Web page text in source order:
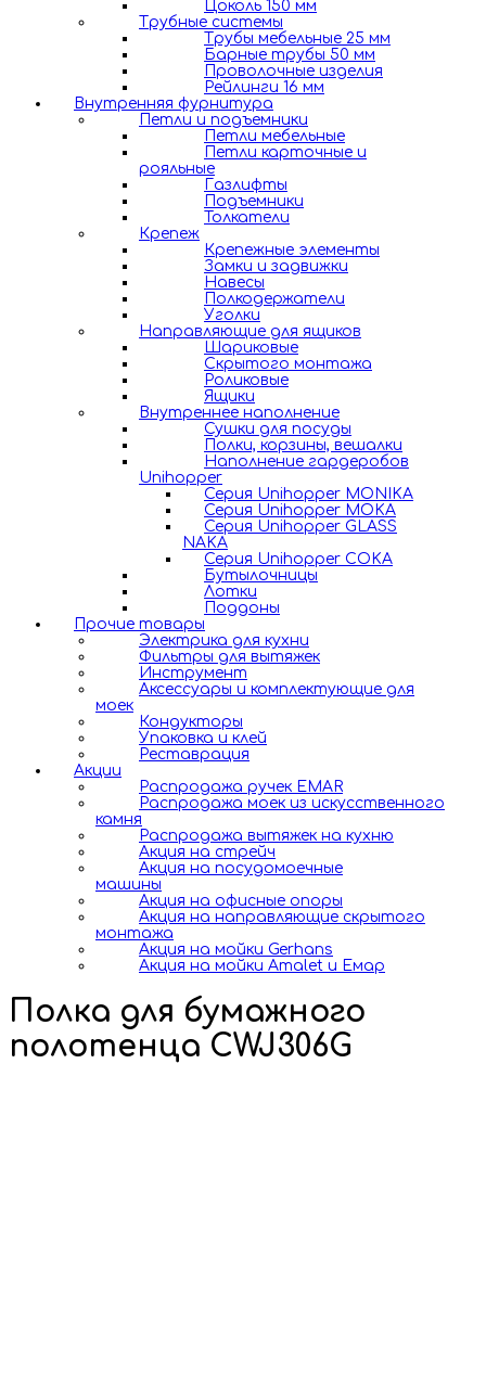
Цоколь 150 мм
Трубные системы
Трубы мебельные 25 мм
Барные трубы 50 мм
Проволочные изделия
Рейлинги 16 мм
Внутренняя фурнитура
Петли и подъемники
Петли мебельные
Петли карточные и
рояльные
Газлифты
Подъемники
Толкатели
Крепеж
Крепежные элементы
Замки и задвижки
Навесы
Полкодержатели
Уголки
Направляющие для ящиков
Шариковые
Скрытого монтажа
Роликовые
Ящики
Внутреннее наполнение
Сушки для посуды
Полки, корзины, вешалки
Наполнение гардеробов
Unihopper
Серия Unihopper MONIKA
Серия Unihopper MOKA
Серия Unihopper GLASS
NAKA
Серия Unihopper COKA
Бутылочницы
Лотки
Поддоны
Прочие товары
Электрика для кухни
Фильтры для вытяжек
Инструмент
Аксессуары и комплектующие для
моек
Кондукторы
Упаковка и клей
Реставрация
Акции
Распродажа ручек EMAR
Распродажа моек из искусственного
камня
Распродажа вытяжек на кухню
Акция на стрейч
Акция на посудомоечные
машины
Акция на офисные опоры
Акция на направляющие скрытого
монтажа
Акция на мойки Gerhans
Акция на мойки Amalet и Емар
Полка для бумажного
полотенца CWJ306G